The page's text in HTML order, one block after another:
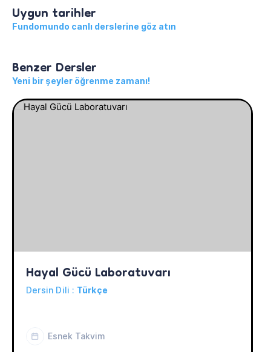
Uygun tarihler
Fundomundo canlı derslerine göz atın
Benzer Dersler
Yeni bir şeyler öğrenme zamanı!
Hayal Gücü Laboratuvarı
Dersin Dili : Türkçe
Esnek Takvim